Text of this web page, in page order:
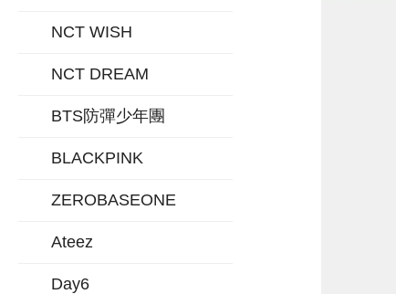
NCT WISH
NCT DREAM
BTS防彈少年團
BLACKPINK
ZEROBASEONE
Ateez
Day6